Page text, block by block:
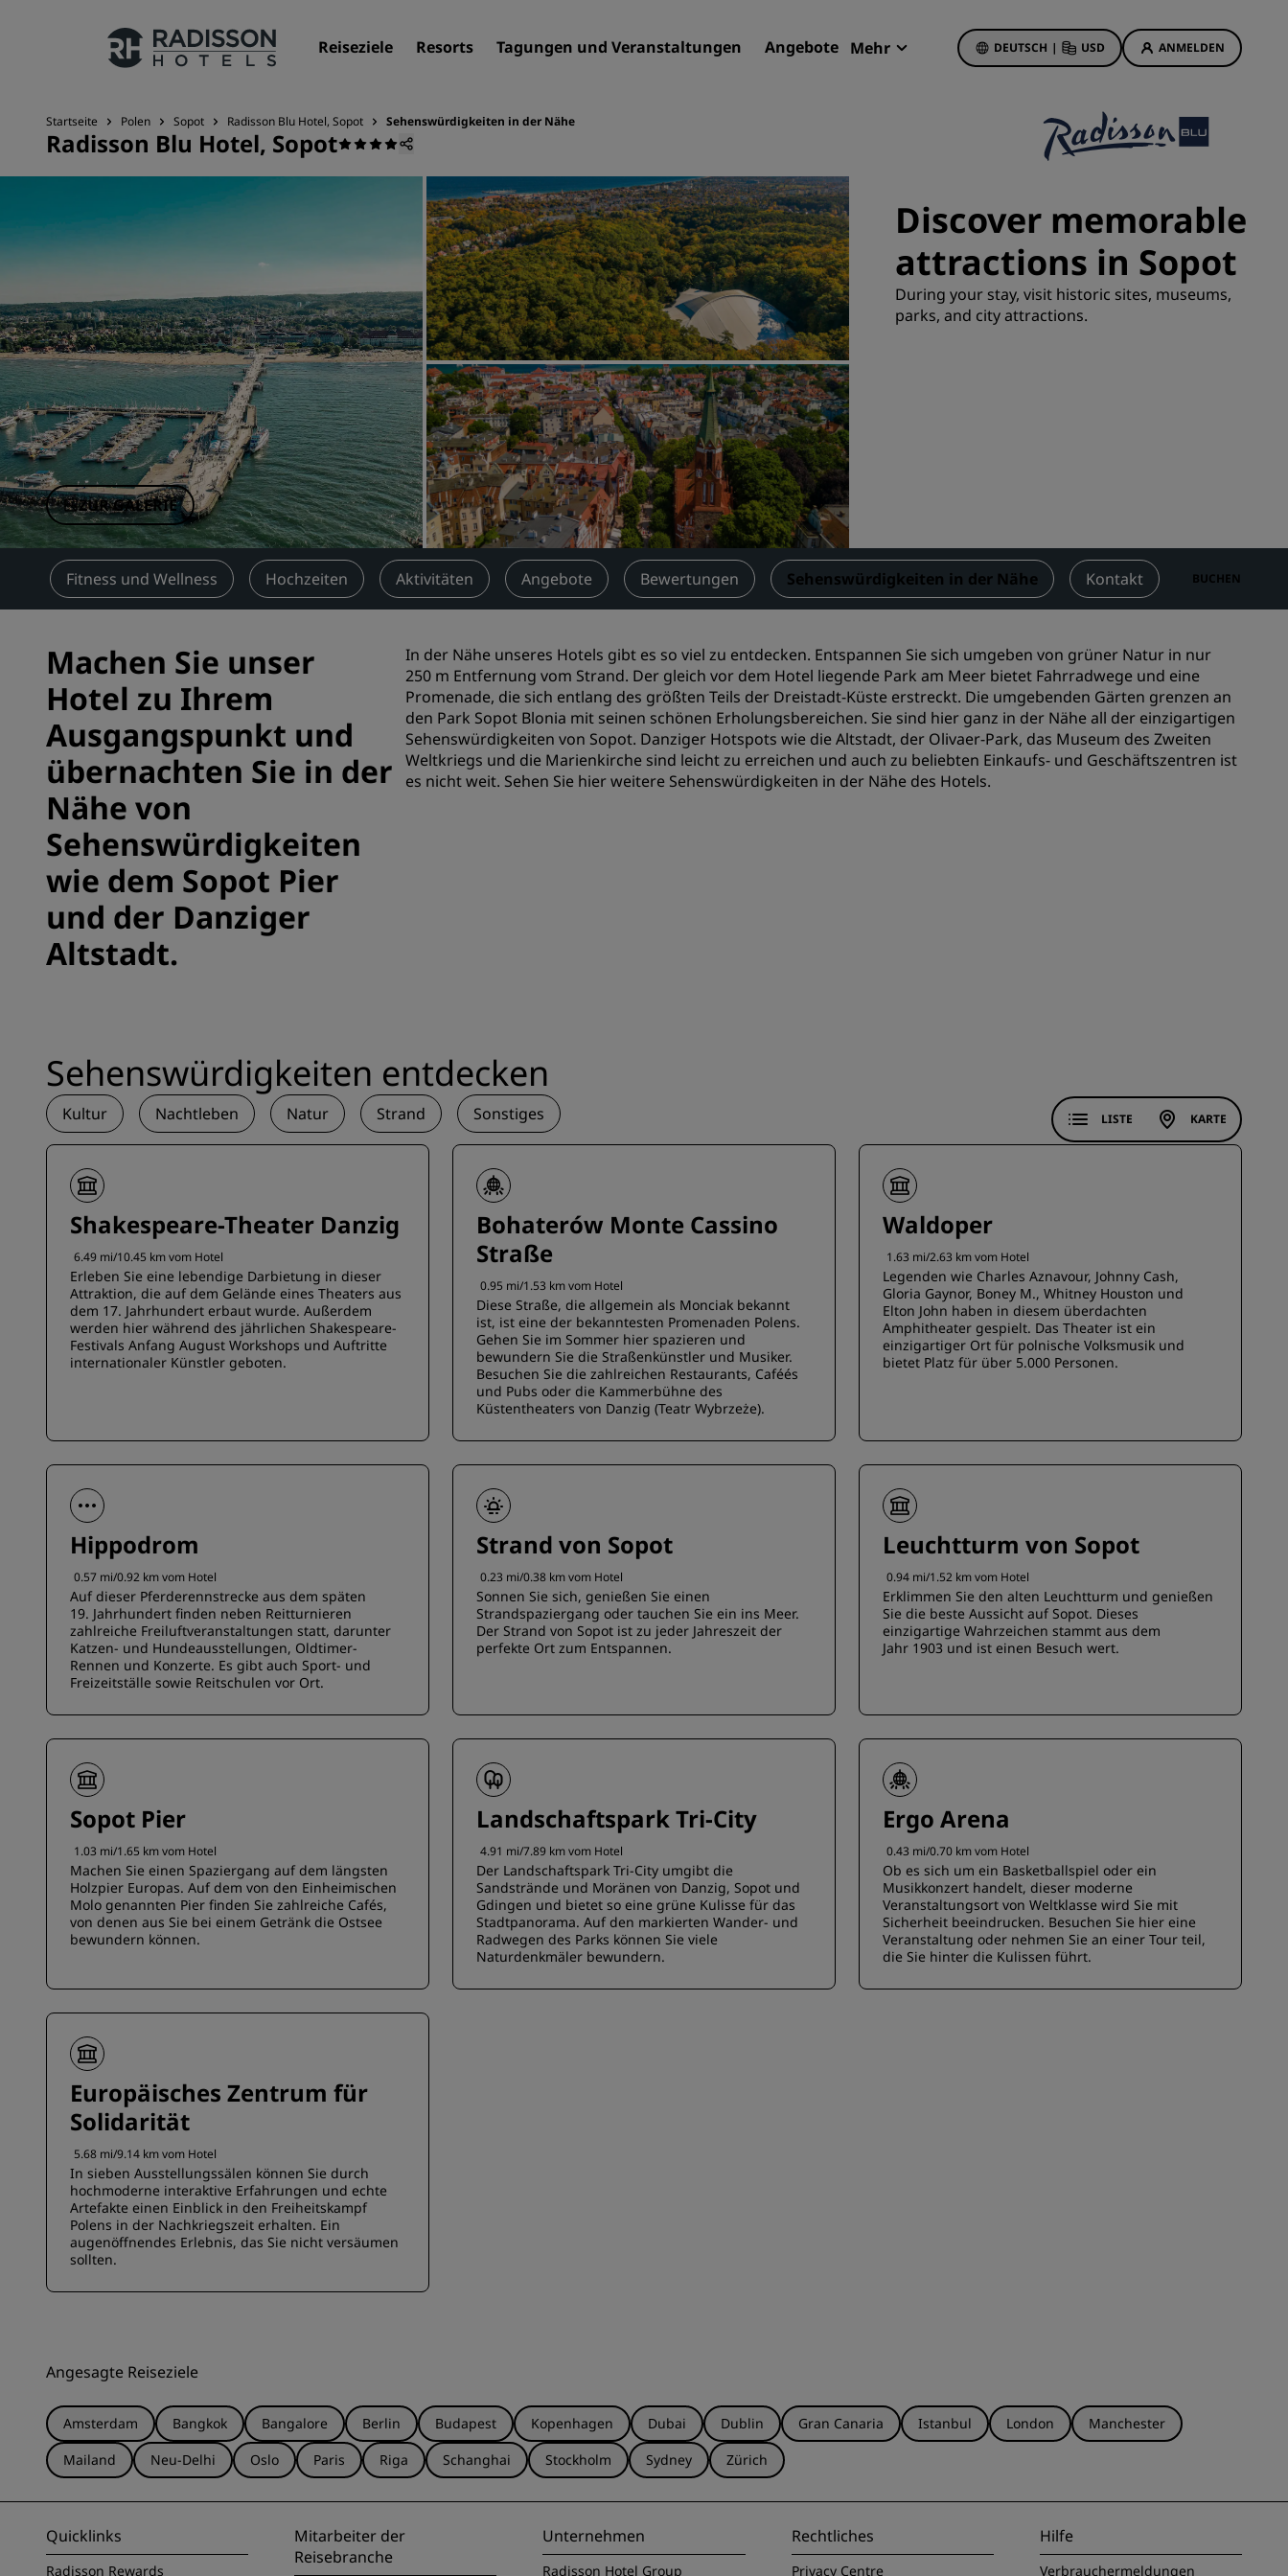
Reiseziele Resorts Tagungen und Veranstaltungen Angebote Mehr DEUTSCH | USD ANMELDEN
Unsere Marken
Marken von Radisson Hotels
Verbundene Marken in China
Reiseziele
Resorts
Serviced Apartments
Flughafenhotels
Neue und geplante Hotels
Tagungen und
Veranstaltungen
Entdecken Sie Radisson Meetings
Einen Meetingraum buchen
Fordern Sie ein Angebot an
Veranstaltungsorte
Branchenlösungen
Flüge suchen
Restaurants
Nach einem Restaurant suchen
Digitale Services
Hotelangebote
Bonus für die erste Buchung
Deals of the Day
Im Voraus buchen
Unsere Angebote anzeigen
Geschäftsreisender
Hotels im Stadtzentrum
Besuchen Sie unseren Blog
Radisson Rewards
Entdecken Sie Radisson Rewards
Vorteile
So verwenden Sie Punkte
Startseite Polen Sopot Radisson Blu Hotel, Sopot Sehenswürdigkeiten in der Nähe
Radisson Blu Hotel, Sopot
ZUR GALERIE
Discover memorable
attractions in Sopot
During your stay, visit historic sites, museums,
parks, and city attractions.
Fitness und Wellness Hochzeiten Aktivitäten Angebote Bewertungen Sehenswürdigkeiten in der Nähe Kontakt BUCHEN
Machen Sie unser
Hotel zu Ihrem
Ausgangspunkt und
übernachten Sie in der
Nähe von
Sehenswürdigkeiten
wie dem Sopot Pier
und der Danziger
Altstadt.
In der Nähe unseres Hotels gibt es so viel zu entdecken. Entspannen Sie sich umgeben von grüner Natur in nur
250 m Entfernung vom Strand. Der gleich vor dem Hotel liegende Park am Meer bietet Fahrradwege und eine
Promenade, die sich entlang des größten Teils der Dreistadt-Küste erstreckt. Die umgebenden Gärten grenzen an
den Park Sopot Blonia mit seinen schönen Erholungsbereichen. Sie sind hier ganz in der Nähe all der einzigartigen
Sehenswürdigkeiten von Sopot. Danziger Hotspots wie die Altstadt, der Olivaer-Park, das Museum des Zweiten
Weltkriegs und die Marienkirche sind leicht zu erreichen und auch zu beliebten Einkaufs- und Geschäftszentren ist
es nicht weit. Sehen Sie hier weitere Sehenswürdigkeiten in der Nähe des Hotels.
Sehenswürdigkeiten entdecken
Kultur Nachtleben Natur Strand Sonstiges LISTE KARTE
Shakespeare-Theater Danzig
6.49 mi/10.45 km vom Hotel
Erleben Sie eine lebendige Darbietung in dieser
Attraktion, die auf dem Gelände eines Theaters aus
dem 17. Jahrhundert erbaut wurde. Außerdem
werden hier während des jährlichen Shakespeare-
Festivals Anfang August Workshops und Auftritte
internationaler Künstler geboten.
Bohaterów Monte Cassino
Straße
0.95 mi/1.53 km vom Hotel
Diese Straße, die allgemein als Monciak bekannt
ist, ist eine der bekanntesten Promenaden Polens.
Gehen Sie im Sommer hier spazieren und
bewundern Sie die Straßenkünstler und Musiker.
Besuchen Sie die zahlreichen Restaurants, Caféés
und Pubs oder die Kammerbühne des
Küstentheaters von Danzig (Teatr Wybrzeże).
Waldoper
1.63 mi/2.63 km vom Hotel
Legenden wie Charles Aznavour, Johnny Cash,
Gloria Gaynor, Boney M., Whitney Houston und
Elton John haben in diesem überdachten
Amphitheater gespielt. Das Theater ist ein
einzigartiger Ort für polnische Volksmusik und
bietet Platz für über 5.000 Personen.
Hippodrom
0.57 mi/0.92 km vom Hotel
Auf dieser Pferderennstrecke aus dem späten
19. Jahrhundert finden neben Reitturnieren
zahlreiche Freiluftveranstaltungen statt, darunter
Katzen- und Hundeausstellungen, Oldtimer-
Rennen und Konzerte. Es gibt auch Sport- und
Freizeitställe sowie Reitschulen vor Ort.
Strand von Sopot
0.23 mi/0.38 km vom Hotel
Sonnen Sie sich, genießen Sie einen
Strandspaziergang oder tauchen Sie ein ins Meer.
Der Strand von Sopot ist zu jeder Jahreszeit der
perfekte Ort zum Entspannen.
Leuchtturm von Sopot
0.94 mi/1.52 km vom Hotel
Erklimmen Sie den alten Leuchtturm und genießen
Sie die beste Aussicht auf Sopot. Dieses
einzigartige Wahrzeichen stammt aus dem
Jahr 1903 und ist einen Besuch wert.
Sopot Pier
1.03 mi/1.65 km vom Hotel
Machen Sie einen Spaziergang auf dem längsten
Holzpier Europas. Auf dem von den Einheimischen
Molo genannten Pier finden Sie zahlreiche Cafés,
von denen aus Sie bei einem Getränk die Ostsee
bewundern können.
Landschaftspark Tri-City
4.91 mi/7.89 km vom Hotel
Der Landschaftspark Tri-City umgibt die
Sandstrände und Moränen von Danzig, Sopot und
Gdingen und bietet so eine grüne Kulisse für das
Stadtpanorama. Auf den markierten Wander- und
Radwegen des Parks können Sie viele
Naturdenkmäler bewundern.
Ergo Arena
0.43 mi/0.70 km vom Hotel
Ob es sich um ein Basketballspiel oder ein
Musikkonzert handelt, dieser moderne
Veranstaltungsort von Weltklasse wird Sie mit
Sicherheit beeindrucken. Besuchen Sie hier eine
Veranstaltung oder nehmen Sie an einer Tour teil,
die Sie hinter die Kulissen führt.
Europäisches Zentrum für
Solidarität
5.68 mi/9.14 km vom Hotel
In sieben Ausstellungssälen können Sie durch
hochmoderne interaktive Erfahrungen und echte
Artefakte einen Einblick in den Freiheitskampf
Polens in der Nachkriegszeit erhalten. Ein
augenöffnendes Erlebnis, das Sie nicht versäumen
sollten.
Angesagte Reiseziele
Amsterdam Bangkok Bangalore Berlin Budapest Kopenhagen Dubai Dublin Gran Canaria Istanbul London
Manchester
Mailand
Neu-Delhi Oslo Paris Riga Schanghai Stockholm Sydney Zürich
Quicklinks
Radisson Rewards
Mitarbeiter der
Reisebranche
Unternehmen
Radisson Hotel Group
Rechtliches
Privacy Centre
Hilfe
Verbrauchermeldungen